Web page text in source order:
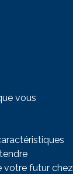
vous
votre futur chez